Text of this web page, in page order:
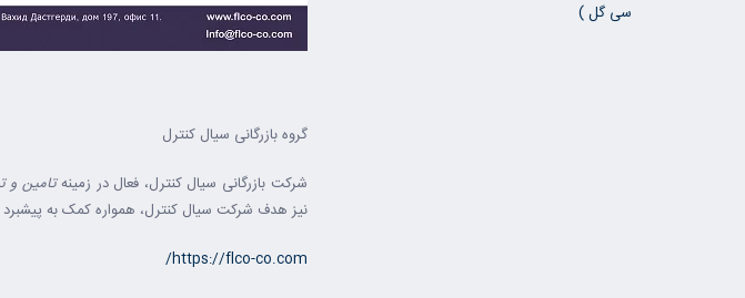
سی گل )
گروه بازرگانی سیال کنترل
شرکت بازرگانی سیال کنترل، فعال در زمینهتامین و
نیز هدف شرکت سیال کنترل، همواره کمک به
https://flco-co.com/